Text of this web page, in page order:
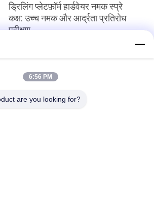
ड्रिलिंग प्लेटफ़ॉर्म हार्डवेयर नमक स्प्रे
कक्ष: उच्च नमक और आर्द्रता प्रतिरोध
परीक्षण
शीर्ष
6:56 PM
are you looking for?